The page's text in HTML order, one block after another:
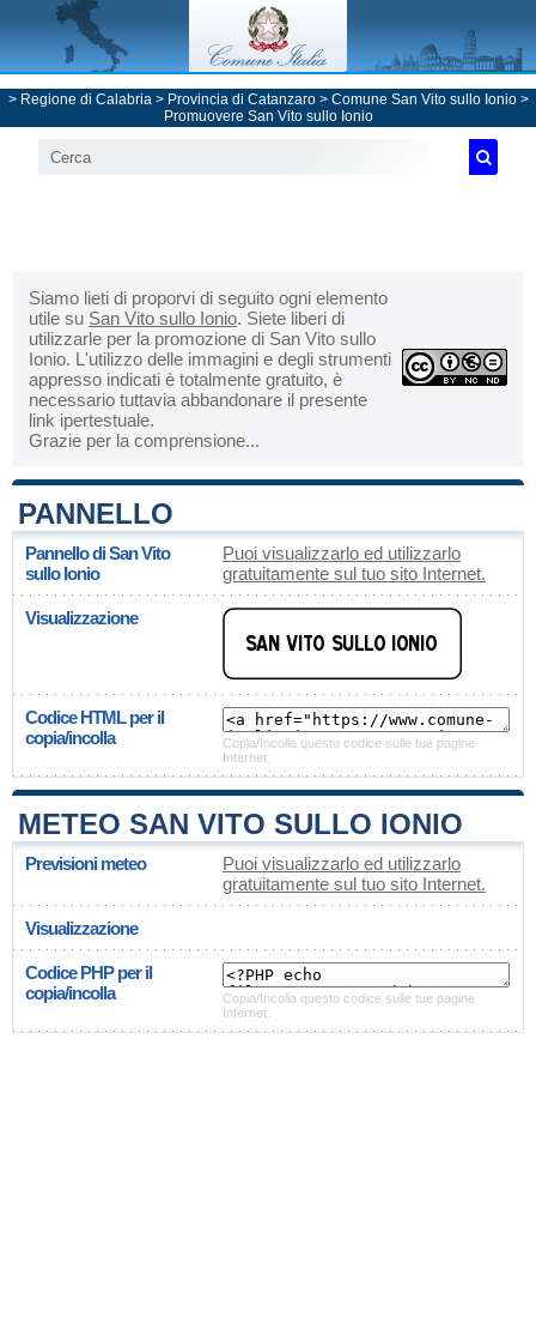
> Regione di Calabria> Provincia di Catanzaro> Comune San Vito sullo Ionio>
Promuovere San Vito sullo Ionio
Siamo lieti di proporvi di seguito ogni elemento
utile su San Vito sullo Ionio. Siete liberi di
utilizzarle per la promozione di San Vito sullo
Ionio. L'utilizzo delle immagini e degli strumenti
appresso indicati è totalmente gratuito, è
necessario tuttavia abbandonare il presente
link ipertestuale.
Grazie per la comprensione...
PANNELLO
Pannello di San Vito
sullo Ionio
Puoi visualizzarlo ed utilizzarlo
gratuitamente sul tuo sito Internet.
Visualizzazione
Codice HTML per il
copia/incolla
Copia/Incolla questo codice sulle tue pagine
Internet.
METEO SAN VITO SULLO IONIO
Previsioni meteo
Puoi visualizzarlo ed utilizzarlo
gratuitamente sul tuo sito Internet.
Visualizzazione
Codice PHP per il
copia/incolla
Copia/Incolla questo codice sulle tue pagine
Internet.